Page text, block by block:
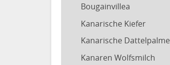
Bougainvillea
Kanarische Kiefer
Kanarische Dattelpalme
Kanaren Wolfsmilch